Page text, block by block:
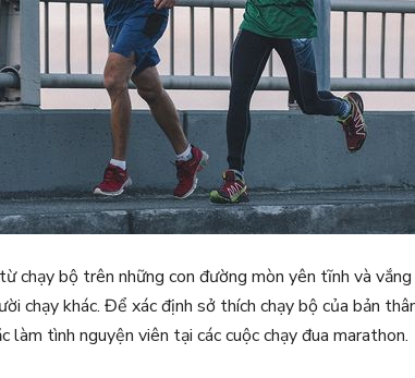
chạy bộ trên những con đường mòn yên tĩnh và
chạy khác. Để xác định sở thích chạy bộ của bản
làm tình nguyện viên tại các cuộc chạy đua marathon.